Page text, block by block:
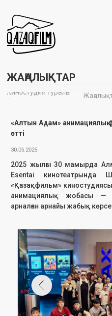
ЖАҢАЛЫҚТАР
өтті
Esentai кинотеатрында Шәкен
«Қазақфильм» киностудиясының жаңа
арналған арнайы жабық көрсетілім өтті.
Іс-шараға Алматы қаласындағы
қамқорлығындағы аналар мен
шығармашылық топ мүшелері, сонымен
дыбыстаған актерлер қатысты. Фильм
ыстық ықыласына бөленіп, режиссерлер мен
жоғары бағаланды.
«Алтын Адам» анимациялық фильмі
Мәдениет және ақпарат министрлігінің